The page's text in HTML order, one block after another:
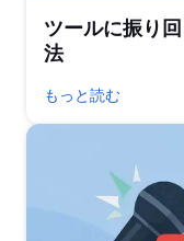
ツールに振り
法
もっと読む